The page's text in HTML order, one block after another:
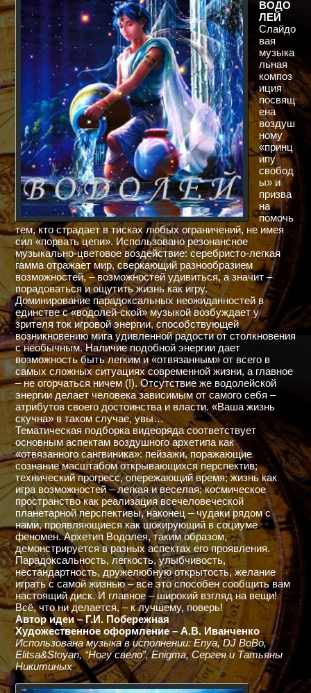
ВОДО
ЛЕЙ
Слайдо
вая
музыка
льная
композ
иция
посвящ
ена
воздуш
ному
«принц
ипу
свобод
ы» и
призва
на
помочь
тем, кто страдает в тисках любых ограничений, не имея
сил «порвать цепи». Использовано резонансное
музыкально-цветовое воздействие: серебристо-легкая
гамма отражает мир, сверкающий разнообразием
возможностей, – возможностей удивиться, а значит –
порадоваться и ощутить жизнь как игру.
Доминирование парадоксальных неожиданностей в
единстве с «водолей-ской» музыкой возбуждает у
зрителя ток игровой энергии, способствующей
возникновению мига удивленной радости от столкновения
с необычным. Наличие подобной энергии дает
возможность быть легким и «отвязанным» от всего в
самых сложных ситуациях современной жизни, а главное
– не огорчаться ничем (!). Отсутствие же водолейской
энергии делает человека зависимым от самого себя –
атрибутов своего достоинства и власти. «Ваша жизнь
скучна» в таком случае, увы…
Тематическая подборка видеоряда соответствует
основным аспектам воздушного архетипа как
«отвязанного сангвиника»: пейзажи, поражающие
сознание масштабом открывающихся перспектив;
технический прогресс, опережающий время; жизнь как
игра возможностей – легкая и веселая; космическое
пространство как реализация всечеловеческой
планетарной перспективы, наконец – чудаки рядом с
нами, проявляющиеся как шокирующий в социуме
феномен. Архетип Водолея, таким образом,
демонстрируется в разных аспектах его проявления.
Парадоксальность, легкость, улыбчивость,
нестандартность, дружелюбную открытость, желание
играть с самой жизнью – все это способен сообщить вам
настоящий диск. И главное – широкий взгляд на вещи!
Всё, что ни делается, – к лучшему, поверь!
Автор идеи – Г.И. Побережная
Художественное оформление – А.В. Иванченко
Использована музыка в исполнении: Enya, DJ BoBo,
Elitsa&Stoyan, “Ногу свело”, Enigma, Сергея и Татьяны
Никитиных